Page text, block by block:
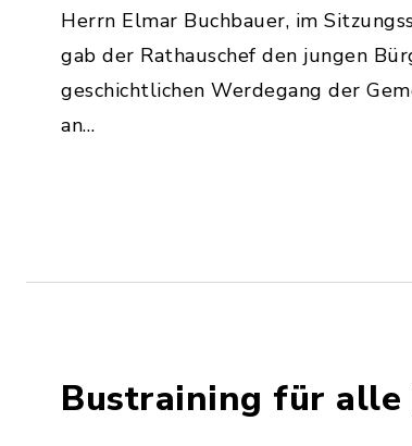
Herrn Elmar Buchbauer, im
gab der Rathauschef den jungen
geschichtlichen Werdegang der
an…
Bustraining für alle